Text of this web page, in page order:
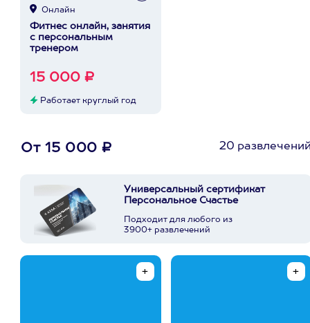
Онлайн
Фитнес онлайн, занятия
с персональным
тренером
15 000 ₽
Работает круглый год
От 15 000 ₽ 20
Универсальный сертификат
Персональное Счастье
Подходит для любого из
3900+ развлечений